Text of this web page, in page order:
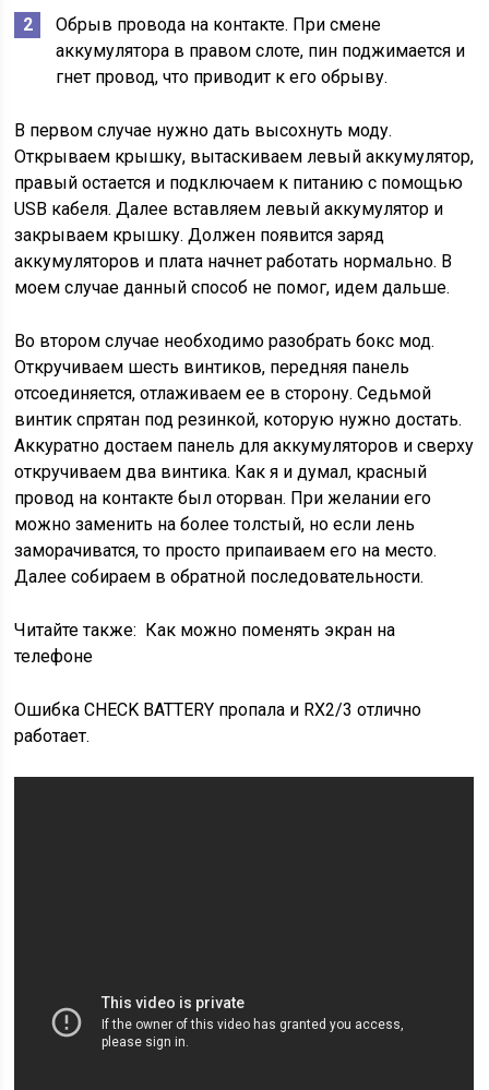
Обрыв провода на контакте. При смене
аккумулятора в правом слоте, пин поджимается и
гнет провод, что приводит к его обрыву.
В первом случае нужно дать высохнуть моду.
Открываем крышку, вытаскиваем левый аккумулятор,
правый остается и подключаем к питанию с помощью
USB кабеля. Далее вставляем левый аккумулятор и
закрываем крышку. Должен появится заряд
аккумуляторов и плата начнет работать нормально. В
моем случае данный способ не помог, идем дальше.
Во втором случае необходимо разобрать бокс мод.
Откручиваем шесть винтиков, передняя панель
отсоединяется, отлаживаем ее в сторону. Седьмой
винтик спрятан под резинкой, которую нужно достать.
Аккуратно достаем панель для аккумуляторов и сверху
откручиваем два винтика. Как я и думал, красный
провод на контакте был оторван. При желании его
можно заменить на более толстый, но если лень
заморачиватся, то просто припаиваем его на место.
Далее собираем в обратной последовательности.
Читайте также: Как можно поменять экран на
телефоне
Ошибка CHECK BATTERY пропала и RX2/3 отлично
работает.